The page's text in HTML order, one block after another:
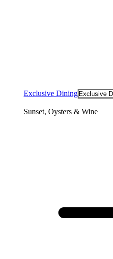
Exclusive Dining Exclusive
Sunset, Oysters & Wine